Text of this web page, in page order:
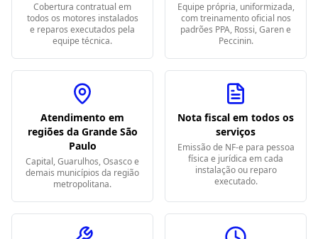
Cobertura contratual em
todos os motores instalados
e reparos executados pela
equipe técnica.
Equipe própria, uniformizada,
com treinamento oficial nos
padrões PPA, Rossi, Garen e
Peccinin.
Atendimento em
regiões da Grande São
Paulo
Capital, Guarulhos, Osasco e
demais municípios da região
metropolitana.
Nota fiscal em todos os
serviços
Emissão de NF-e para pessoa
física e jurídica em cada
instalação ou reparo
executado.